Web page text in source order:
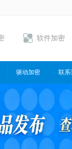
软件加密
驱动加密 联系